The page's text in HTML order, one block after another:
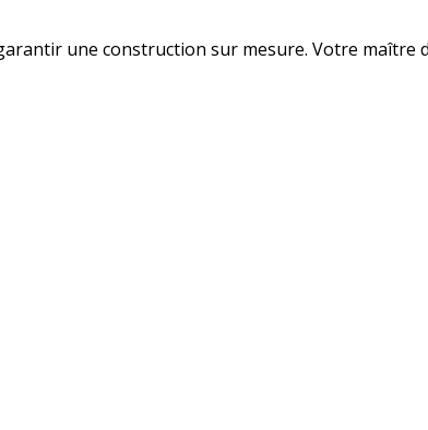
une construction sur mesure. Votre maître